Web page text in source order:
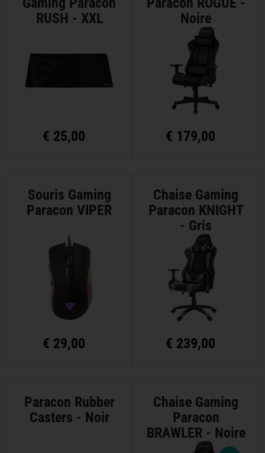
RUSH - XXL
€ 25,00
Noire
€ 179,00
Souris Gaming
Paracon VIPER
€ 29,00
Chaise Gaming
Paracon KNIGHT
- Gris
€ 239,00
Paracon Rubber
Casters - Noir
Chaise Gaming
Paracon
BRAWLER - Noire